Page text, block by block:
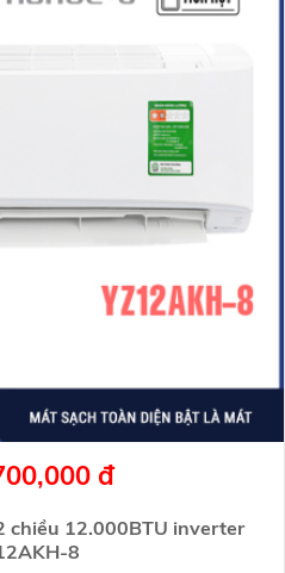
đ
chiều 12.000BTU inverter
8